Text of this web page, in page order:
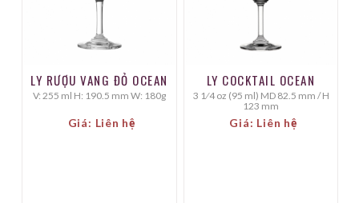
LY RƯỢU VANG ĐỎ OCEAN
V: 255 ml H: 190.5 mm W: 180g
Giá: Liên hệ
LY COCKTAIL OCEAN
3 1⁄4 oz (95 ml) MD 82.5 mm / H
123 mm
Giá: Liên hệ